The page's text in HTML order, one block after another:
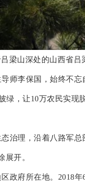
梁山深处的山西省
师李保国，始终不
绿，让10万农民实现
治理，沿着八路军
展开。
政府所在地。 2018